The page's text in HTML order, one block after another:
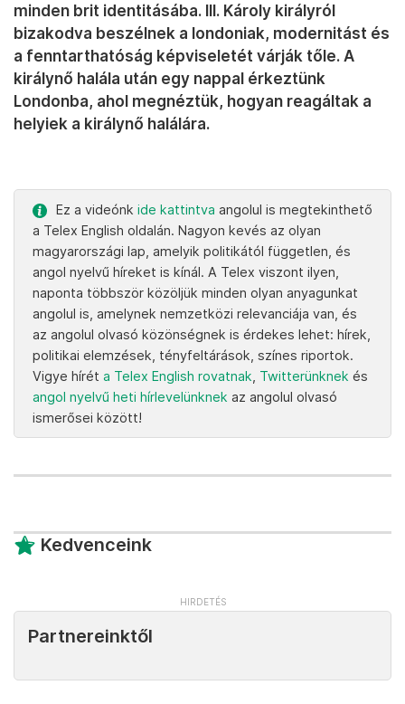
minden brit identitásába. III. Károly királyról
bizakodva beszélnek a londoniak, modernitást és
a fenntarthatóság képviseletét várják tőle. A
királynő halála után egy nappal érkeztünk
Londonba, ahol megnéztük, hogyan reagáltak a
helyiek a királynő halálára.
Ez a videónk ide kattintva angolul is megtekinthető
a Telex English oldalán. Nagyon kevés az olyan
magyarországi lap, amelyik politikától független, és
angol nyelvű híreket is kínál. A Telex viszont ilyen,
naponta többször közöljük minden olyan anyagunkat
angolul is, amelynek nemzetközi relevanciája van, és
az angolul olvasó közönségnek is érdekes lehet: hírek,
politikai elemzések, tényfeltárások, színes riportok.
Vigye hírét a Telex English rovatnak Twitterünknek és
angol nyelvű heti hírlevelünknek az angolul olvasó
ismerősei között!
Kedvenceink
Partnereinktől